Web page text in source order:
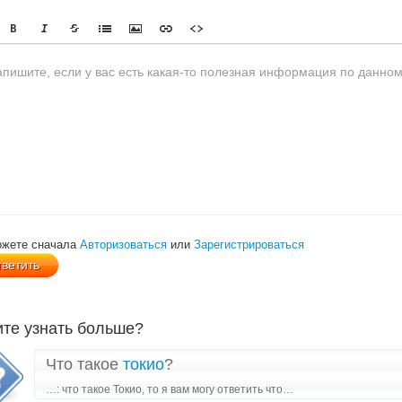
сначала Авторизоваться или Зарегистрироваться
узнать больше?
Что такое токио?
…: что такое Токио, то я вам могу ответить что…